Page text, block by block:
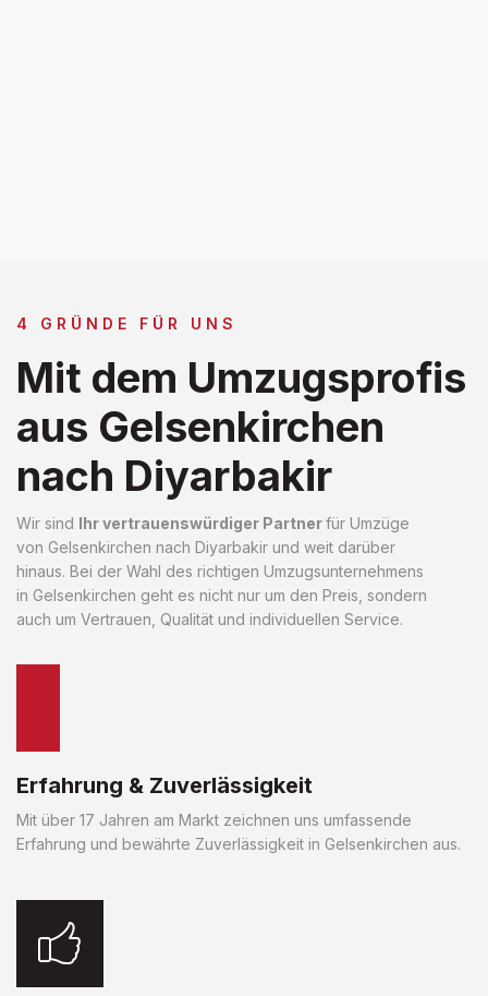
4 GRÜNDE FÜR UNS
Mit dem Umzugsprofis
aus Gelsenkirchen
nach Diyarbakir
Wir sind Ihr vertrauenswürdiger Partnerfür Umzüge
von Gelsenkirchen nach Diyarbakir und weit darüber
hinaus. Bei der Wahl des richtigen Umzugsunternehmens
in Gelsenkirchen geht es nicht nur um den Preis, sondern
auch um Vertrauen, Qualität und individuellen Service.
Erfahrung & Zuverlässigkeit
Mit über 17 Jahren am Markt zeichnen uns umfassende
Erfahrung und bewährte Zuverlässigkeit in Gelsenkirchen aus.